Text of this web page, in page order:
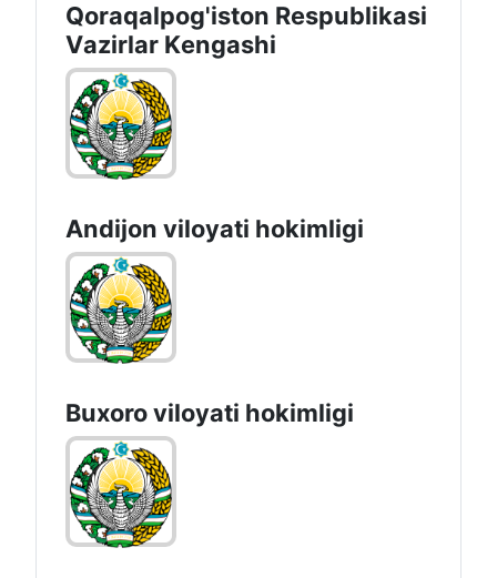
Qoraqalpog'iston Rеspublikаsi
Vаzirlаr Kеngаshi
Andijon vilоyati hоkimligi
Buxoro viloyati hokimligi